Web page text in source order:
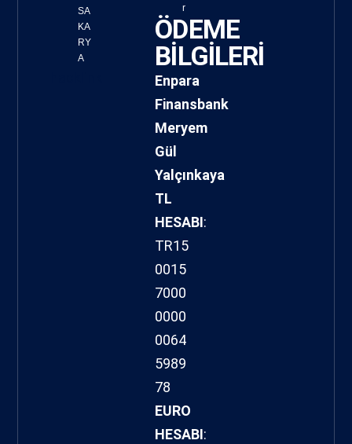
SA
KA
RY
A
r
ÖDEME
BİLGİLERİ
Enpara
Finansbank
Meryem
Gül
Yalçınkaya
TL
HESABI:
TR15
0015
7000
0000
0064
5989
78
EURO
HESABI: